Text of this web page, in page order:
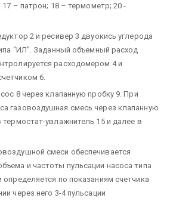
17 – патрон; 18 – термометр; 20 -
2 и ресивер 3 двуокись углерода
“ИЛ”. Заданный объемный расход
расходомером 4 и
6.
8 через клапанную пробку 9. При
газовоздушная смесь через клапанную
термостат-увлажнитель 15 и далее в
смеси обеспечивается
и частоты пульсации насоса типа
определяется по показаниям счетчика
через него 3-4 пульсации